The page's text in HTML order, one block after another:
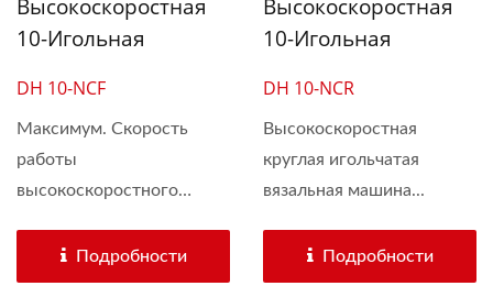
Высокоскоростная
10-Игольная
Вязальная Машина
Для Шнура Одежды
И Эластичного
Ушного Шнура
DH 10-NCF
Максимум. Скорость
работы
высокоскоростного
Подробности
Высокоскоростная
10-Игольная
Вязальная Машина
Для Внутренней
Трубы Водяного
Фильтра И Шнура
Для Удостоверения
Личности
DH 10-NCR
Высокоскоростная
круглая игольчатая
вязальная машина...
Подробности